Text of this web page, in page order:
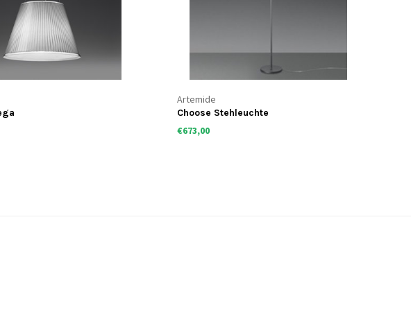
Artemide
Choose Stehleuchte
€673,00